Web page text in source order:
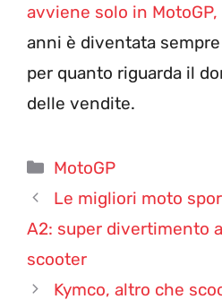
avviene solo in MotoGP,
anni è diventata
per quanto riguarda il
delle vendite.
Categorie
MotoGP
Le migliori moto
A2: super divertimento
scooter
Kymco, altro che